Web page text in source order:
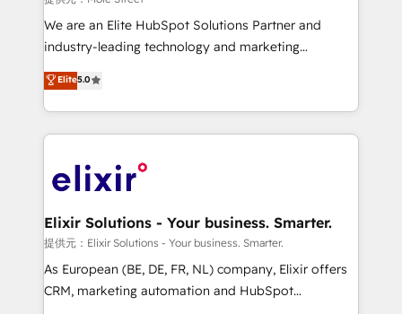
workflows; audit-ready reporting ⚖️ Legal: client
intake; pipeline and document workflows 🛒 E-
revenue automation 🏢 Real Estate: deal pipelines;
portfolio and lifecycle management 🏭
HIPAA-aware; CASL-compliant; GDPR-ready
implementations where required 💡 Why 500+
built to scale.
We are an Elite HubSpot Solutions Partner and
industry-leading technology and marketing
consultancy. Our focus is on enterprise and mid-
market B2B companies globally that want a strategic
approach to execute their goals through creative
applications of our solutions; Technical HubSpot
Design, Migrations + Integrations. Mole Street’s
greatness, which is achieved through creating
absolute clarity, derived from a well-defined
strategy, executed well, and reported on with clear
results. The culture is driven by core values; Joy, Grit,
Elite5.0
Elixir Solutions - Your business. Smarter.
提供元：Elixir Solutions - Your business. Smarter.
As European (BE, DE, FR, NL) company, Elixir offers
CRM, marketing automation and HubSpot